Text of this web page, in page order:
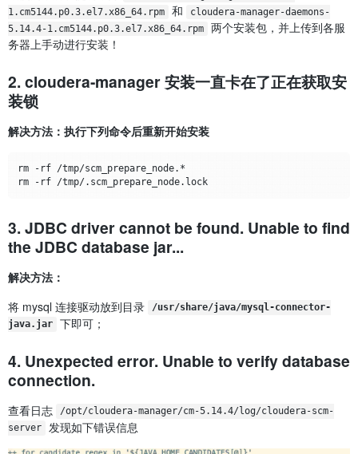
1.cm5144.p0.3.el7.x86_64.rpm
和
cloudera-manager-daemons-
5.14.4-1.cm5144.p0.3.el7.x86_64.rpm
两个安装包，并上传到各服
务器上手动进行安装！
2. cloudera-manager 安装一直卡在了正在获取安
装锁
解决方法：执行下列命令后重新开始安装
rm -rf /tmp/scm_prepare_node.*
rm -rf /tmp/.scm_prepare_node.lock
3. JDBC driver cannot be found. Unable to find
the JDBC database jar...
解决方法：
将 mysql 连接驱动放到目录
/usr/share/java/mysql-connector-
java.jar
下即可；
4. Unexpected error. Unable to verify database
connection.
查看日志
/opt/cloudera-manager/cm-5.14.4/log/cloudera-scm-
server
发现如下错误信息